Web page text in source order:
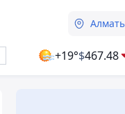
+19°$467.48